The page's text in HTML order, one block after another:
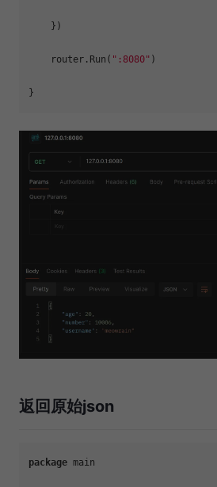
    })
    router.Run(
":8080" )
返回原始json
package main